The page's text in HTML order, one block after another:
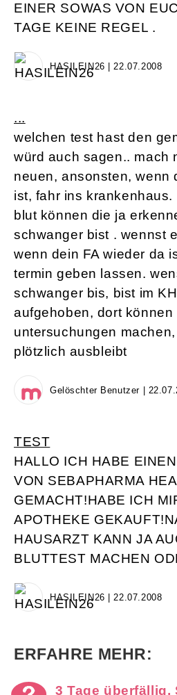
EINER SOWAS VON
TAGE KEINE REGEL .
HASILEIN26 | 22.07.2008
...
welchen test hast den
würd auch sagen.. mach
neuen, ansonsten, wenn
ist, fahr ins
blut können die ja
schwanger bist . wennst
wenn dein FA wieder da
termin geben lassen.
schwanger bis, bist im
aufgehoben, dort können
untersuchungen
plötzlich ausbleibt
Gelöschter Benutzer |
TEST
HALLO ICH HABE
VON SEBAPHARMA
GEMACHT!HABE ICH
APOTHEKE
HAUSARZT KANN JA
BLUTTEST MACHEN
HASILEIN26 | 22.07.2008
ERFAHRE MEHR:
3 Tage überfällig,